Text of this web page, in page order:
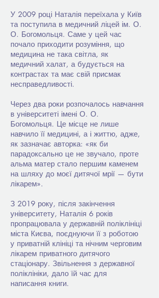
У 2009 році Наталія переїхала у Київ
та поступила в медичний ліцей ім. О.
О. Богомольця. Саме у цей час
почало приходити розуміння, що
медицина не така світла, як
медичний халат, а будується на
контрастах та має свій присмак
несправедливості.
Через два роки розпочалось навчання
в університеті імені О. О.
Богомольця. Це місце не лише
навчило її медицині, а і життю, адже,
як зазначає авторка: «як би
парадоксально це не звучало, проте
альма матер стало першим каменем
на шляху до моєї дитячої мрії — бути
лікарем».
З 2019 року, після закінчення
університету, Наталія 6 років
пропрацювала у державній поліклініці
міста Києва, поєднуючи її з роботою
у приватній клініці та нічним черговим
лікарем приватного дитячого
стаціонару. Звільнення з державної
поліклініки, дало їй час для
написання книги.